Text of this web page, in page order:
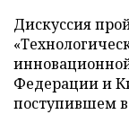
Дискуссия
Федерации и
поступившем